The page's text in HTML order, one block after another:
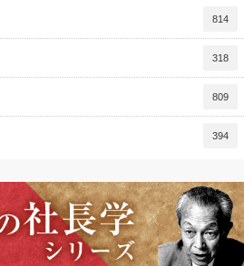
814
318
809
394